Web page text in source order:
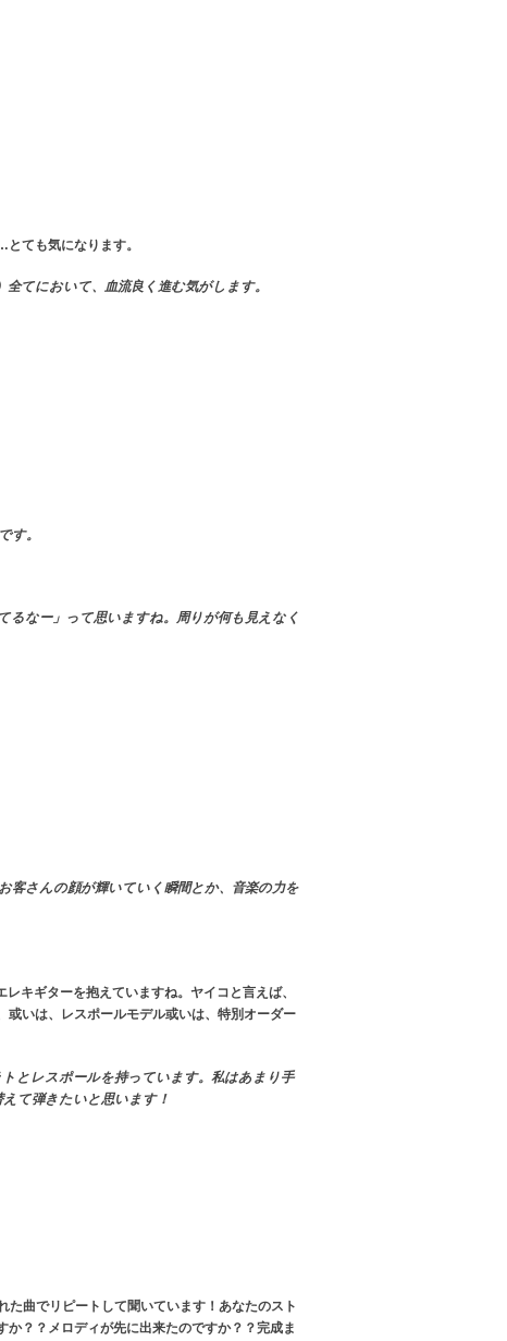
ても気になります。
てにおいて、血流良く進む気がします。
す。
なー」って思いますね。周りが何も見えなく
客さんの顔が輝いていく瞬間とか、音楽の力を
キギターを抱えていますね。ヤイコと言えば、
いは、レスポールモデル或いは、特別オーダー
とレスポールを持っています。私はあまり手
て弾きたいと思います！
た曲でリピートして聞いています！あなたのスト
？？メロディが先に出来たのですか？？完成ま